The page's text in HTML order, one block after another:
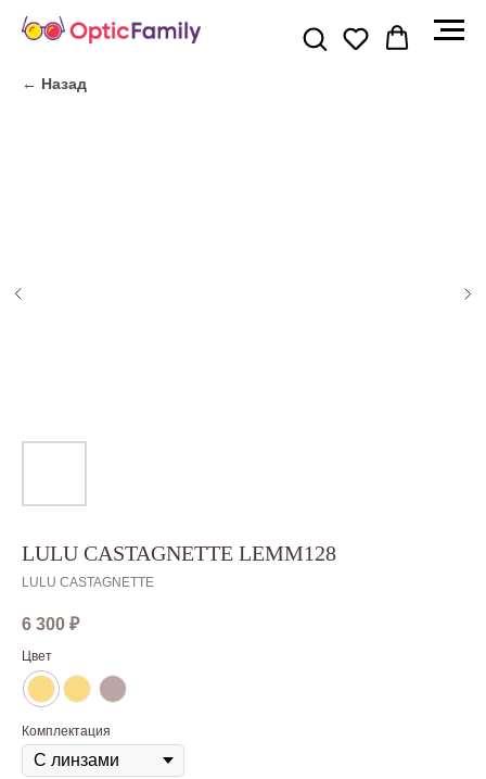
← Назад
LULU CASTAGNETTE LEMM128
LULU CASTAGNETTE
6 300 ₽
Цвет
Комплектация